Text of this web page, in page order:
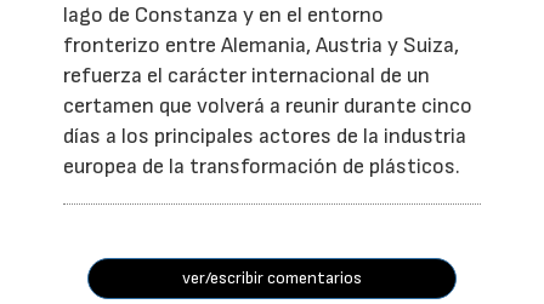
lago de Constanza y en el entorno
fronterizo entre Alemania, Austria y Suiza,
refuerza el carácter internacional de un
certamen que volverá a reunir durante cinco
días a los principales actores de la industria
europea de la transformación de plásticos.
ver/escribir comentarios